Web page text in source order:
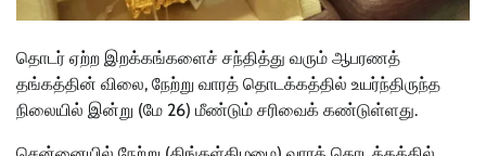
தொடர் ஏற்ற இறக்கங்களைச் சந்தித்து வரும் ஆபரணத்
தங்கத்தின் விலை, நேற்று வாரத் தொடக்கத்தில் உயர்ந்திருந்த
நிலையில் இன்று (மே 26) மீண்டும் சரிவைக் கண்டுள்ளது.